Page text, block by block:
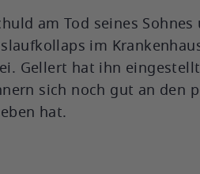
am Tod seines
im
Gellert hat ihn
sich noch gut an den
hat.